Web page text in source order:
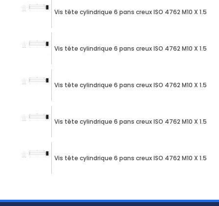
Vis tête cylindrique 6 pans creux ISO 4762 M10 X 1.50
Vis tête cylindrique 6 pans creux ISO 4762 M10 X 1.50
Vis tête cylindrique 6 pans creux ISO 4762 M10 X 1.50
Vis tête cylindrique 6 pans creux ISO 4762 M10 X 1.50
Vis tête cylindrique 6 pans creux ISO 4762 M10 X 1.50